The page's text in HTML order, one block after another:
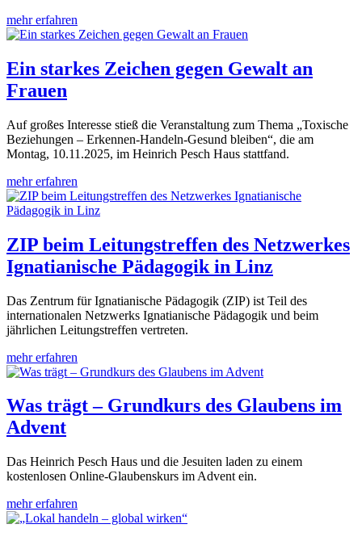
mehr erfahren
Ein starkes Zeichen gegen Gewalt an
Frauen
Auf großes Interesse stieß die Veranstaltung zum Thema „Toxische
Beziehungen – Erkennen-Handeln-Gesund bleiben“, die am
Montag, 10.11.2025, im Heinrich Pesch Haus stattfand.
mehr erfahren
ZIP beim Leitungstreffen des Netzwerkes
Ignatianische Pädagogik in Linz
Das Zentrum für Ignatianische Pädagogik (ZIP) ist Teil des
internationalen Netzwerks Ignatianische Pädagogik und beim
jährlichen Leitungstreffen vertreten.
mehr erfahren
Was trägt – Grundkurs des Glaubens im
Advent
Das Heinrich Pesch Haus und die Jesuiten laden zu einem
kostenlosen Online-Glaubenskurs im Advent ein.
mehr erfahren